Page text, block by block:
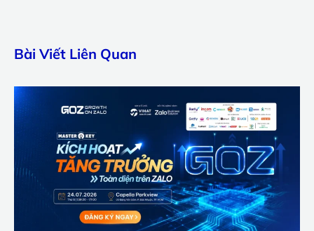
Bài Viết Liên Quan